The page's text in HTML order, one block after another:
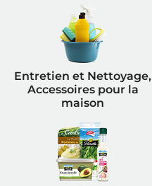
Entretien et Nettoyage,
Accessoires pour la
maison